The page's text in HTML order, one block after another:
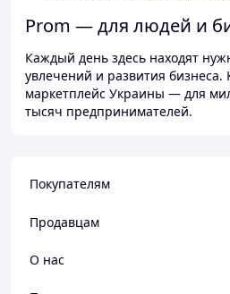
Prom — для людей и
Каждый день здесь находят
увлечений и развития
маркетплейс Украины — для
тысяч предпринимателей.
Покупателям
Продавцам
О нас